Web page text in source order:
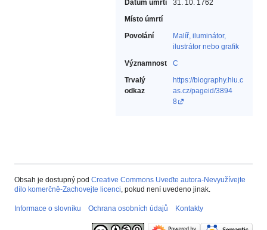
Datum úmrtí
31. 10. 1762
Místo úmrtí
Povolání
Malíř, iluminátor,
ilustrátor nebo grafik‎
Významnost
C
Trvalý
odkaz
https://biography.hiu.c
as.cz/pageid/3894
8
Obsah je dostupný pod Creative Commons Uveďte autora-Nevyužívejte
dílo komerčně-Zachovejte licenci, pokud není uvedeno jinak.
Informace o slovníku Ochrana osobních údajů Kontakty